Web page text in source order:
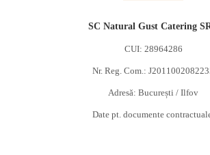
SC Natural Gust Catering
CUI: 28964286
Nr. Reg. Com.:
Adresă: București / Ilfov
Date pt. documente